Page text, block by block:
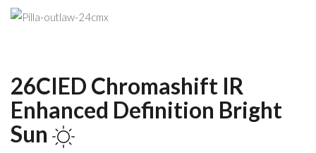
26CIED Chromashift IR
Enhanced Definition Bright
Sun